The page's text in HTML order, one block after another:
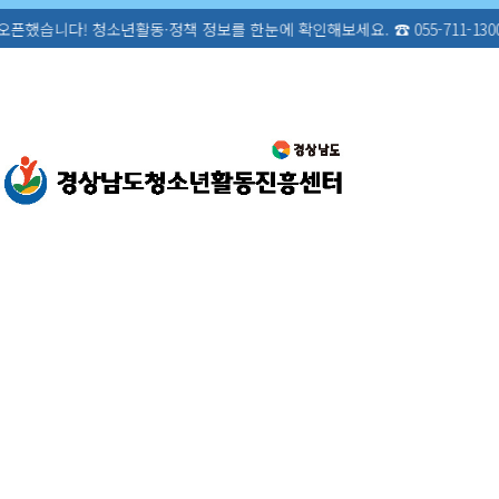
다! 청소년활동·정책 정보를 한눈에 확인해보세요. ☎ 055-711-1300